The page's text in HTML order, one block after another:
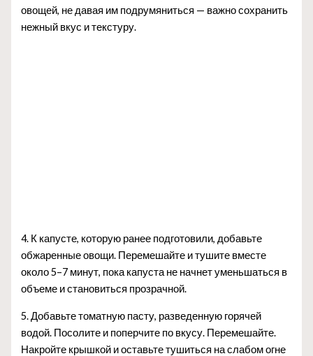
овощей, не давая им подрумяниться — важно сохранить
нежный вкус и текстуру.
4. К капусте, которую ранее подготовили, добавьте
обжаренные овощи. Перемешайте и тушите вместе
около 5–7 минут, пока капуста не начнет уменьшаться в
объеме и становиться прозрачной.
5. Добавьте томатную пасту, разведенную горячей
водой. Посолите и поперчите по вкусу. Перемешайте.
Накройте крышкой и оставьте тушиться на слабом огне